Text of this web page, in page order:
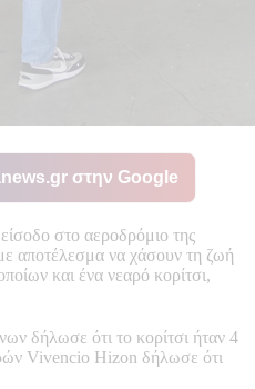
στην Google
στο αεροδρόμιο της
αποτέλεσμα να χάσουν τη ζωή
και ένα νεαρό κορίτσι,
δήλωσε ότι το κορίτσι ήταν 4
Vivencio Hizon δήλωσε ότι